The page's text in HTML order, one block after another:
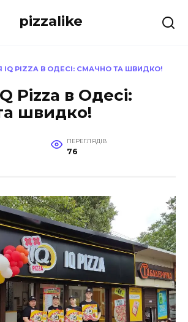
pizzalike
IQ PIZZA В ОДЕСІ: СМАЧНО ТА ШВИДКО!
Pizza в Одесі:
швидко!
ПЕРЕГЛЯДІВ
76